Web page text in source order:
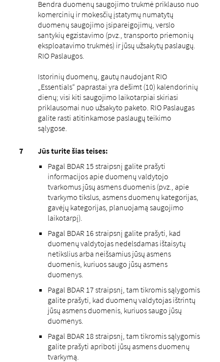
Bendra duomenų saugojimo trukmė priklauso nuo
komercinių ir mokesčių įstatymų numatytų
duomenų saugojimo įsipareigojimų, verslo
santykių egzistavimo (pvz., transporto priemonių
eksploatavimo trukmės) ir jūsų užsakytų paslaugų.
RIO Paslaugos.
Istorinių duomenų, gautų naudojant RIO
„Essentials“ paprastai yra dešimt (10) kalendorinių
dienų; visi kiti saugojimo laikotarpiai skiriasi
priklausomai nuo užsakyto paketo. RIO Paslaugas
galite rasti atitinkamose paslaugų teikimo
sąlygose.
Jūs turite šias teises:
Pagal BDAR 15 straipsnį galite prašyti
informacijos apie duomenų valdytojo
tvarkomus jūsų asmens duomenis (pvz., apie
tvarkymo tikslus, asmens duomenų kategorijas,
gavėjų kategorijas, planuojamą saugojimo
laikotarpį).
Pagal BDAR 16 straipsnį galite prašyti, kad
duomenų valdytojas nedelsdamas ištaisytų
netikslius arba neišsamius jūsų asmens
duomenis, kuriuos saugo jūsų asmens
duomenys.
Pagal BDAR 17 straipsnį, tam tikromis sąlygomis
galite prašyti, kad duomenų valdytojas ištrintų
jūsų asmens duomenis, kuriuos saugo jūsų
duomenys.
Pagal BDAR 18 straipsnį, tam tikromis sąlygomis
galite prašyti apriboti jūsų asmens duomenų
tvarkymą.